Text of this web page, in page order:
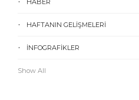
HABER
HAFTANIN GELIŞMELERI
İNFOGRAFIKLER
Show All